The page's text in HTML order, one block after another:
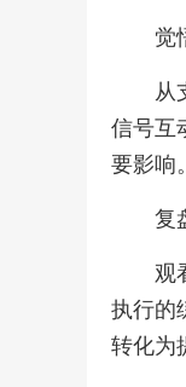
觉
从
信号互
要影响。
复
观
执行的
转化为